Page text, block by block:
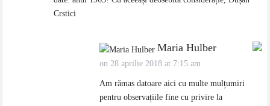
Crstici
Maria Hulber
on 28 aprilie 2018 at 7:15 am
Am rămas datoare aici cu multe mulțumiri
pentru observațiile fine cu privire la